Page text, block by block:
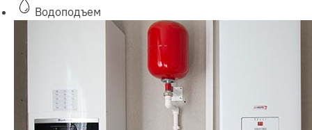
Водоподъем